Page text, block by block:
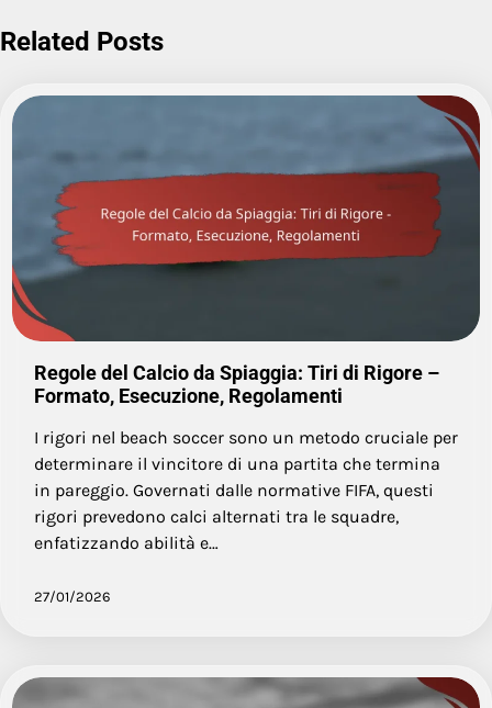
Related Posts
Regole del Calcio da Spiaggia: Tiri di Rigore –
Formato, Esecuzione, Regolamenti
I rigori nel beach soccer sono un metodo cruciale per
determinare il vincitore di una partita che termina
in pareggio. Governati dalle normative FIFA, questi
rigori prevedono calci alternati tra le squadre,
enfatizzando abilità e…
27/01/2026